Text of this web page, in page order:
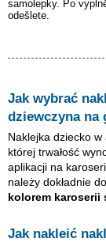
samolepky. Po
odešlete.
Jak wybrać
dziewczyna na
Naklejka dziecko
której trwałość
aplikacji na
należy dokładnie
kolorem karoserii
Jak nakleić